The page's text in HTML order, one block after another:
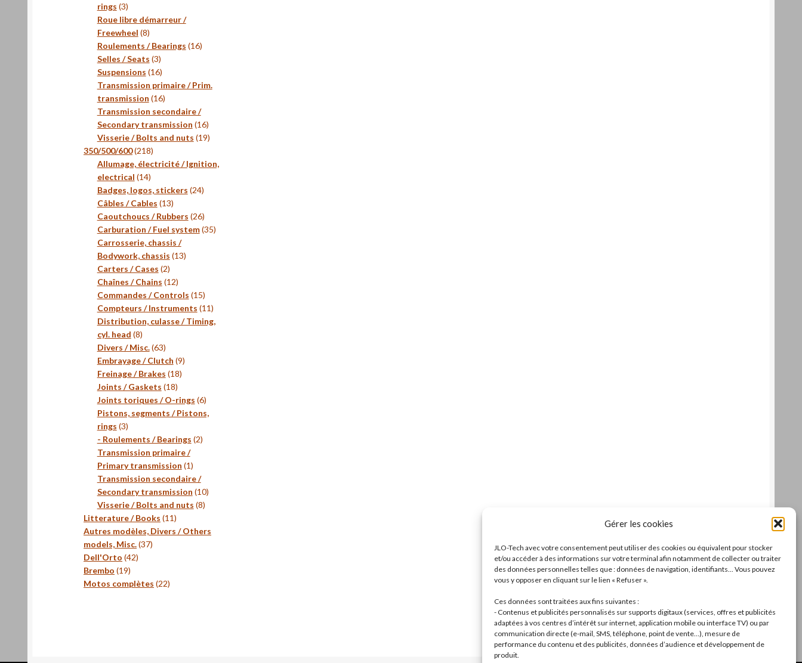
Gérer les cookies
JLO-Tech avec votre consentement peut utiliser des cookies ou équivalent pour stocker
et/ou accéder à des informations sur votre terminal afin notamment de collecter ou traiter
des données personnelles telles que : données de navigation, identifiants... Vous pouvez
vous y opposer en cliquant sur le lien « Refuser ».
Ces données sont traitées aux fins suivantes :
- Contenus et publicités personnalisés sur supports digitaux (services, offres et publicités
adaptées à vos centres d’intérêt sur internet, application mobile ou interface TV) ou par
communication directe (e-mail, SMS, téléphone, point de vente…), mesure de
performance du contenu et des publicités, données d’audience et développement de
produit.
rings 33
produits
Roue libre démarreur /
Freewheel 88
produits
Roulements / Bearings 1616
Selles / Seats 33
produits
Suspensions 1616
produits
Transmission primaire / Prim.
transmission 1616
produits
Transmission secondaire /
Secondary transmission 1616
produits
Visserie / Bolts and nuts 1919
350/500/600 218218
produits
Allumage, électricité / Ignition,
electrical 1414
produits
Badges, logos, stickers 2424
Câbles / Cables 1313
produits
Caoutchoucs / Rubbers 2626
produits
Carburation / Fuel system 3535
Carrosserie, chassis /
Bodywork, chassis 1313
Carters / Cases 22
produits
Chaînes / Chains 1212
produits
Commandes / Controls 1515
produits
Compteurs / Instruments 1111
produits
Distribution, culasse / Timing,
cyl. head 88
produits
Divers / Misc. 6363
produits
Embrayage / Clutch 99
Freinage / Brakes 1818
Joints / Gaskets 1818
produits
Joints toriques / O-rings 66
produits
Pistons, segments / Pistons,
rings 33
produits
- Roulements / Bearings 22
Transmission primaire /
Primary transmission 11
produit
Transmission secondaire /
Secondary transmission 1010
Visserie / Bolts and nuts 88
Litterature / Books 1111
produits
Autres modèles, Divers / Others
models, Misc. 3737
Dell'Orto 4242
Brembo 1919
produits
Motos complètes 2222